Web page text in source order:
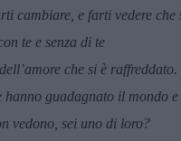
cambiare, e farti vedere
te e senza di te
che si è raffreddato.
hanno guadagnato il mondo
vedono, sei uno di loro?